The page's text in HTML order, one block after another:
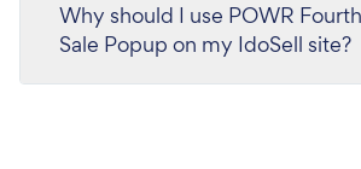
Why should I use POWR
Sale Popup on my IdoSell site?